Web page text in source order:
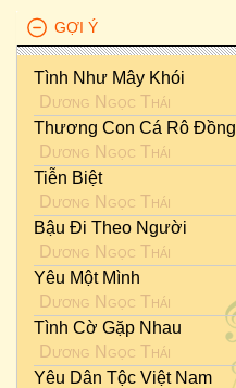
GỢI Ý
Tình Như Mây Khói
Dương Ngọc Thái
Thương Con Cá Rô Đồng
Dương Ngọc Thái
Tiễn Biệt
Dương Ngọc Thái
Bậu Đi Theo Người
Dương Ngọc Thái
Yêu Một Mình
Dương Ngọc Thái
Tình Cờ Gặp Nhau
Dương Ngọc Thái
Yêu Dân Tộc Việt Nam